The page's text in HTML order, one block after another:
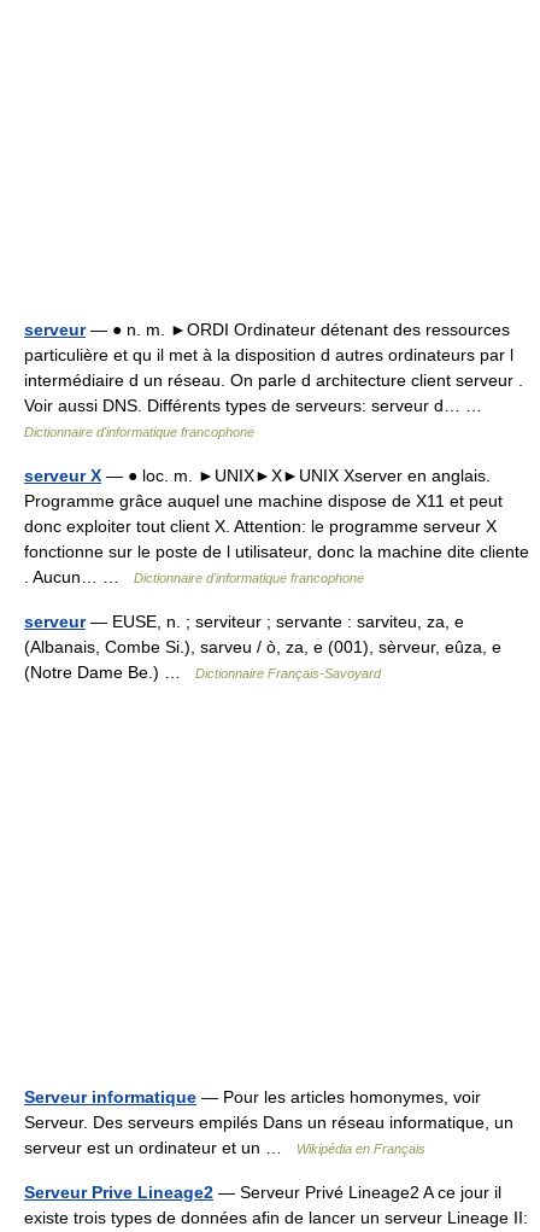
serveur— ● n. m. ►ORDI Ordinateur détenant des ressources
particulière et qu il met à la disposition d autres ordinateurs par l
intermédiaire d un réseau. On parle d architecture client serveur .
Voir aussi DNS. Différents types de serveurs: serveur d… …
Dictionnaire d'informatique francophone
serveur X — ● loc. m. ►UNIX►X►UNIX Xserver en anglais.
Programme grâce auquel une machine dispose de X11 et peut
donc exploiter tout client X. Attention: le programme serveur X
fonctionne sur le poste de l utilisateur, donc la machine dite cliente
. Aucun… …
Dictionnaire d'informatique francophone
serveur— EUSE, n. ; serviteur ; servante : sarviteu, za, e
(Albanais, Combe Si.), sarveu / ò, za, e (001), sèrveur, eûza, e
(Notre Dame Be.) …
Dictionnaire Français-Savoyard
Serveur informatique — Pour les articles homonymes, voir
Serveur. Des serveurs empilés Dans un réseau informatique, un
serveur est un ordinateur et un …
Wikipédia en Français
Serveur Prive Lineage2 — Serveur Privé Lineage2 A ce jour il
existe trois types de données afin de lancer un serveur Lineage II: